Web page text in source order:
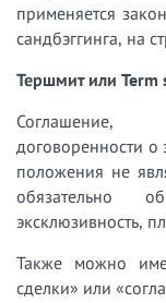
применяется
сандбэггинга, на
Тершмит или Term
Соглашение,
договоренности
положения не
обязательно
эксклюзивность,
Также можно
сделки» или